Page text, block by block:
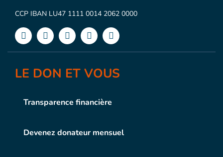
CCP IBAN LU47 1111 0014 2062 0000
LE DON ET VOUS
Transparence financière
Devenez donateur mensuel